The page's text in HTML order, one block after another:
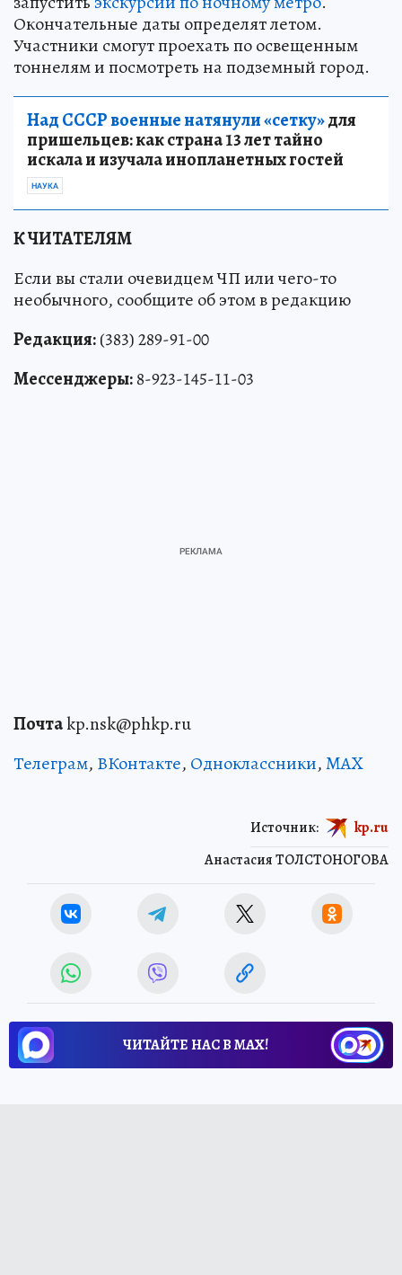
Окончательные даты определят летом.
Участники смогут проехать по освещенным
тоннелям и посмотреть на подземный город.
Над СССР военные натянули «сетку»для
пришельцев: как страна 13 лет тайно
искала и изучала инопланетных гостей
НАУКА
К ЧИТАТЕЛЯМ
Если вы стали очевидцем ЧП или чего-то
необычного, сообщите об этом в редакцию
Редакция:(383) 289-91-00
Мессенджеры:8-923-145-11-03
Почтаkp.nsk@phkp.ru
Телеграм, ВКонтакте, Одноклассники,MAX
Анастасия ТОЛСТОНОГОВА
Источник: kp.ru
ЧИТАЙТЕ НАС В МАХ!